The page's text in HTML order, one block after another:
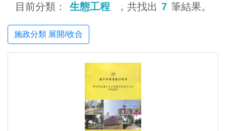
目前分類： 生態工程 ，共找出 7 筆結果。
施政分類 展開/收合